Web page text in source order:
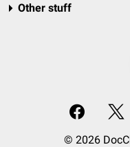
Other stuff
© 2026